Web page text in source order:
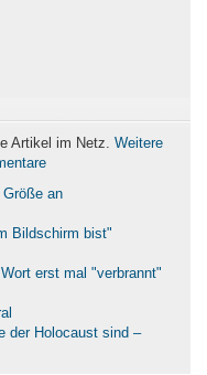
Artikel im Netz. Weitere
an
Bildschirm bist"
erst mal "verbrannt"
der Holocaust sind –